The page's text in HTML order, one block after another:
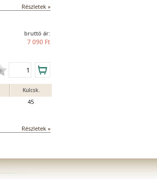
Részletek »
bruttó ár:
7 090 Ft
Kulcsk.
45
Részletek »